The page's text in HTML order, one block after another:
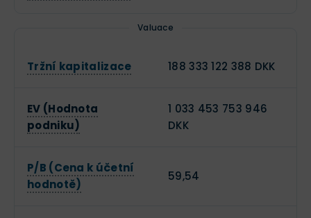
Valuace
Tržní kapitalizace 188 333 122 388 DKK
EV (Hodnota
podniku)
1 033 453 753 946
DKK
P/B (Cena k účetní
hodnotě)
59,54